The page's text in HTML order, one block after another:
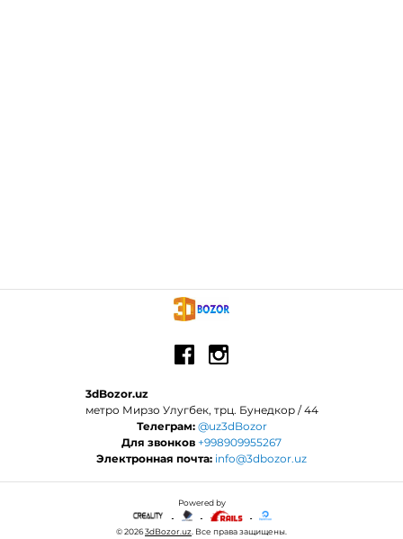
3dBozor.uz
метро Мирзо Улугбек, трц. Бунедкор / 44
Телеграм: @uz3dBozor
Для звонков +998909955267
Электронная почта: info@3dbozor.uz
Powered by
© 20263dBozor.uz . Все права защищены.